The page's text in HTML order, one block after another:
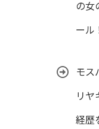
の女
ール
モス
リヤ
経歴